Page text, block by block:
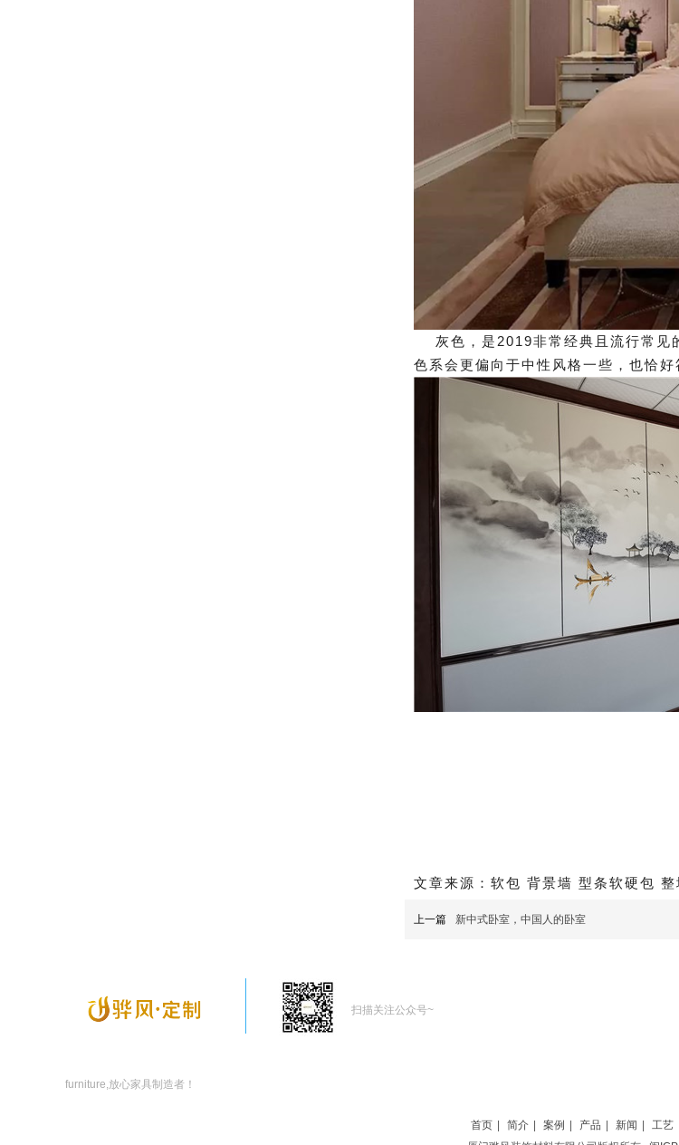
灰色，是2019非常经典且流行常见
色系会更偏向于中性风格一些，也恰好
文章来源：软包 背景墙 型条软硬包 整
上一篇 新中式卧室，中国人的卧室
扫描关注公众号~
furniture,放心家具制造者！
首页 简介 案例 产品 新闻 工艺